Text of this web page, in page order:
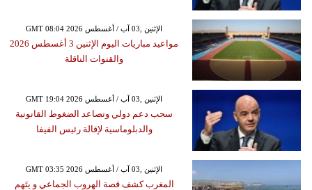
GMT 08:04 2026 الإثنين ,03 آب / أغسطس
مواعيد مباريات اليوم الإثنين 3 أغسطس 2026
والقنوات الناقلة
GMT 19:04 2026 الإثنين ,03 آب / أغسطس
سحب دعم دولي وتصاعد الضغوط القانونية
والدبلوماسية لإقالة رئيس الفيفا
GMT 03:35 2026 الإثنين ,03 آب / أغسطس
المغرب كشف قصة الهروب الجماعي و يتَهم